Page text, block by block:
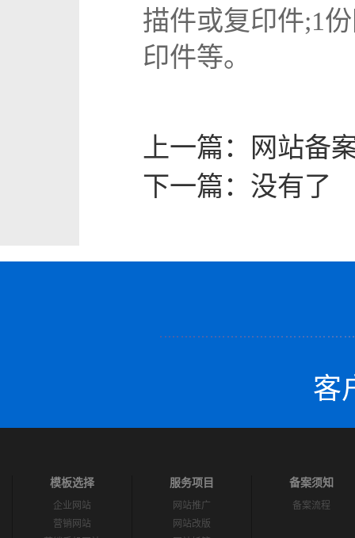
描件或复印件;1
印件等。
上一篇：
网站备
下一篇： 没有了
客
模板选择
企业网站
营销网站
服务项目
网站推广
网站改版
备案须知
备案流程